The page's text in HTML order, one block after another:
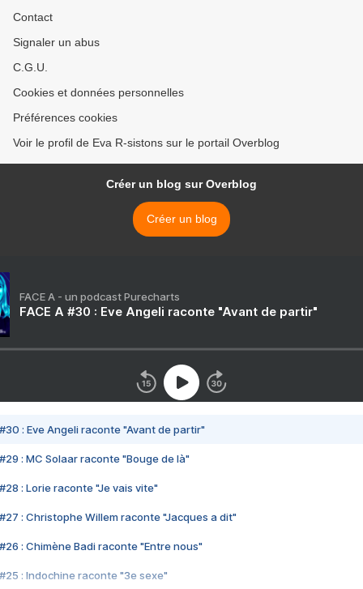
Contact
Signaler un abus
C.G.U.
Cookies et données personnelles
Préférences cookies
Voir le profil de Eva R-sistons sur le portail Overblog
Créer un blog sur Overblog
Créer un blog
FACE A - un podcast Purecharts
FACE A #30 : Eve Angeli raconte "Avant de partir"
#30 : Eve Angeli raconte "Avant de partir"
#29 : MC Solaar raconte "Bouge de là"
#28 : Lorie raconte "Je vais vite"
#27 : Christophe Willem raconte "Jacques a dit"
#26 : Chimène Badi raconte "Entre nous"
#25 : Indochine raconte "3e sexe"